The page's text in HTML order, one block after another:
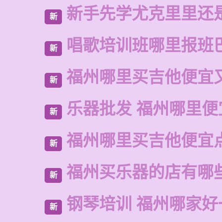
新 新手先学尤克里里还
新 唱歌培训班哪里报班
新 福州哪里买吉他便宜
新 乐器批发 福州哪里
新 福州哪里买吉他便宜
新 福州买乐器的店有哪
新 钢琴培训 福州哪家